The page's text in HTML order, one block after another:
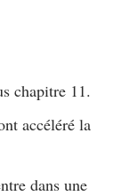
chapitre 11.
accéléré la
dans une